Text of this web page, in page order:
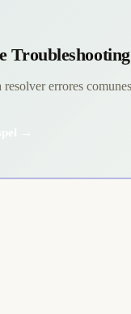
resolver errores
→